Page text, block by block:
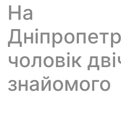
На
чоловік
знайомого